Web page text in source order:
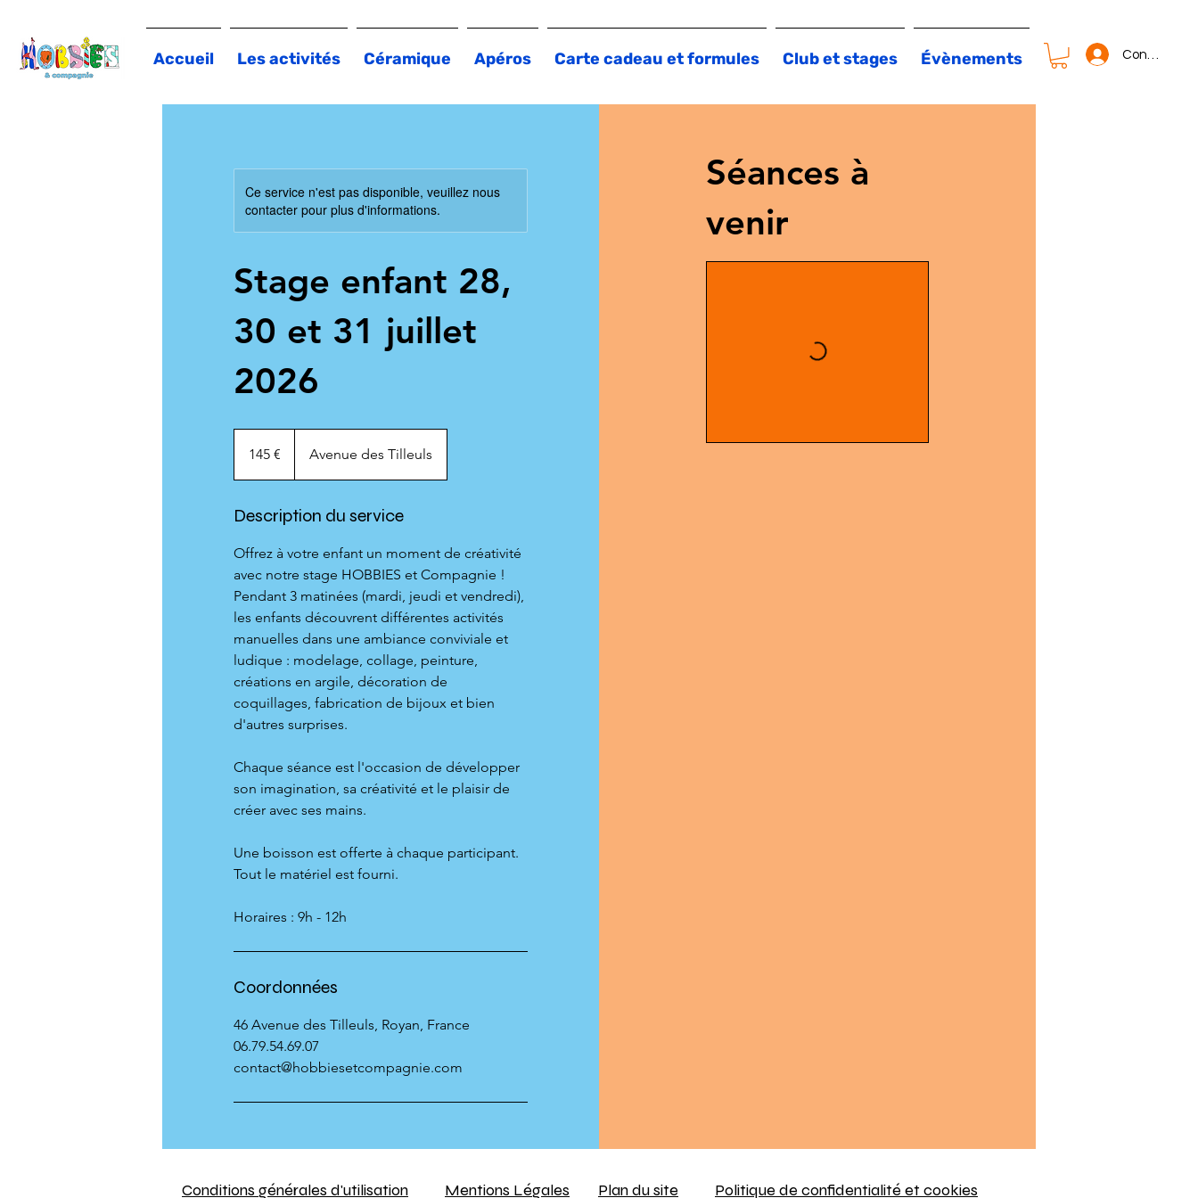
Accueil Les activités Céramique Apéros Carte cadeau et formules Club et stages Évènements Connexion
Ce service n'est pas disponible, veuillez nous
contacter pour plus d'informations.
Stage enfant 28,
30 et 31 juillet
2026
145 € Avenue des Tilleuls
Description du service
Offrez à votre enfant un moment de créativité
avec notre stage HOBBIES et Compagnie !
Pendant 3 matinées (mardi, jeudi et vendredi),
les enfants découvrent différentes activités
manuelles dans une ambiance conviviale et
ludique : modelage, collage, peinture,
créations en argile, décoration de
coquillages, fabrication de bijoux et bien
d'autres surprises.
Chaque séance est l'occasion de développer
son imagination, sa créativité et le plaisir de
créer avec ses mains.
Une boisson est offerte à chaque participant.
Tout le matériel est fourni.
Horaires : 9h - 12h
Coordonnées
46 Avenue des Tilleuls, Royan, France
06.79.54.69.07
contact@hobbiesetcompagnie.com
Séances à
venir
Conditions générales d'utilisation Mentions Légales Plan du site Politique de confidentialité et cookies